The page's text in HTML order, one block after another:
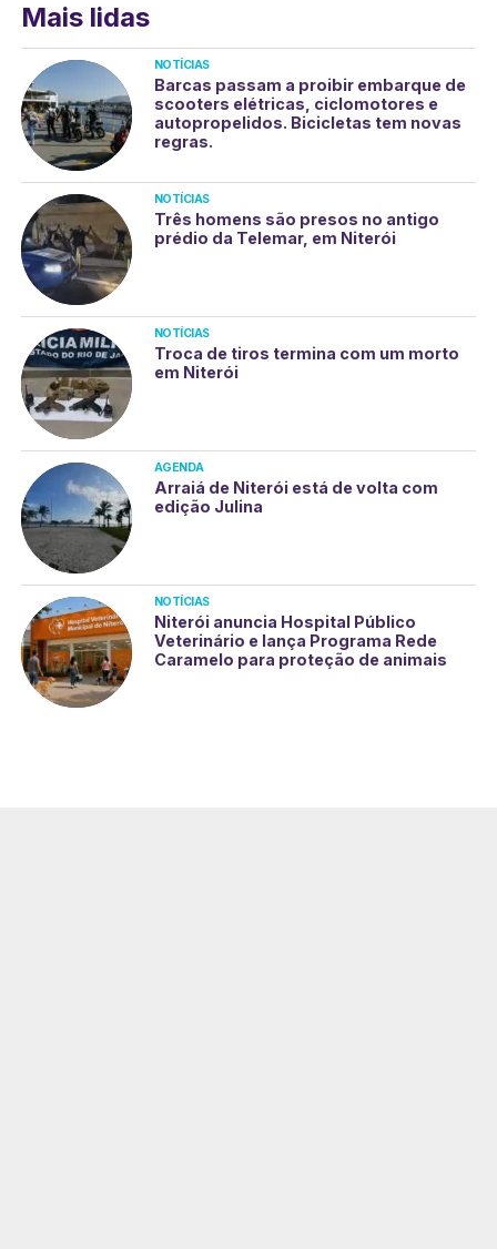
Mais lidas
NOTÍCIAS
Barcas passam a proibir embarque de
scooters elétricas, ciclomotores e
autopropelidos. Bicicletas tem novas
regras.
NOTÍCIAS
Três homens são presos no antigo
prédio da Telemar, em Niterói
NOTÍCIAS
Troca de tiros termina com um morto
em Niterói
AGENDA
Arraiá de Niterói está de volta com
edição Julina
NOTÍCIAS
Niterói anuncia Hospital Público
Veterinário e lança Programa Rede
Caramelo para proteção de animais